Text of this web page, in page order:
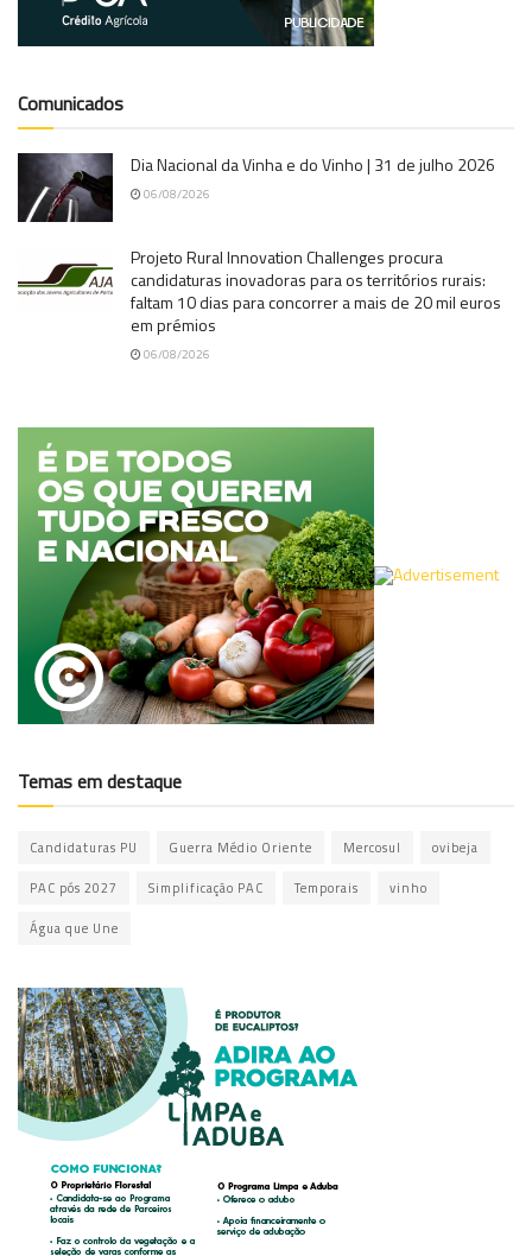
Comunicados
Dia Nacional da Vinha e do Vinho | 31 de julho 2026
06/08/2026
Projeto Rural Innovation Challenges procura
candidaturas inovadoras para os territórios rurais:
faltam 10 dias para concorrer a mais de 20 mil euros
em prémios
06/08/2026
Temas em destaque
Candidaturas PU Guerra Médio Oriente Mercosul ovibeja
PAC pós 2027 Simplificação PAC Temporais vinho
Água que Une